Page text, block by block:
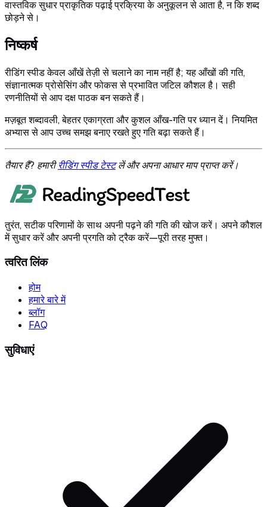
वास्तविक सुधार प्राकृतिक पढ़ाई प्रक्रिया के अनुकूलन से आता है, न कि शब्द
छोड़ने से।
निष्कर्ष
रीडिंग स्पीड केवल आँखें तेज़ी से चलाने का नाम नहीं है; यह आँखों की गति,
संज्ञानात्मक प्रोसेसिंग और फोकस से प्रभावित जटिल कौशल है। सही
रणनीतियों से आप दक्ष पाठक बन सकते हैं।
मज़बूत शब्दावली, बेहतर एकाग्रता और कुशल आँख-गति पर ध्यान दें। नियमित
अभ्यास से आप उच्च समझ बनाए रखते हुए गति बढ़ा सकते हैं।
तैयार हैं? हमारीरीडिंग स्पीड टेस्टलें और अपना आधार माप प्राप्त करें।
तुरंत, सटीक परिणामों के साथ अपनी पढ़ने की गति की खोज करें। अपने कौशल
में सुधार करें और अपनी प्रगति को ट्रैक करें—पूरी तरह मुफ्त।
त्वरित लिंक
होम
हमारे बारे में
ब्लॉग
FAQ
सुविधाएं